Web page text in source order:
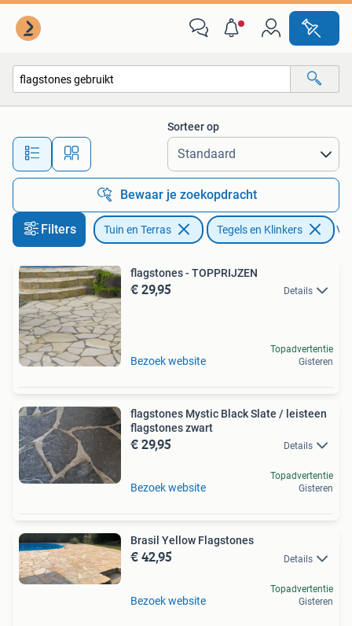
Alle afstanden…
Sorteer op
Bewaar je zoekopdracht
Filters Tuin en Terras Tegels en Klinkers
flagstones - TOPPRIJZEN
€ 29,95 Details
Bezoek website
Topadvertentie
Gisteren
flagstones Mystic Black Slate / leisteen
flagstones zwart
€ 29,95 Details
Bezoek website
Topadvertentie
Gisteren
Brasil Yellow Flagstones
€ 42,95 Details
Bezoek website
Topadvertentie
Gisteren